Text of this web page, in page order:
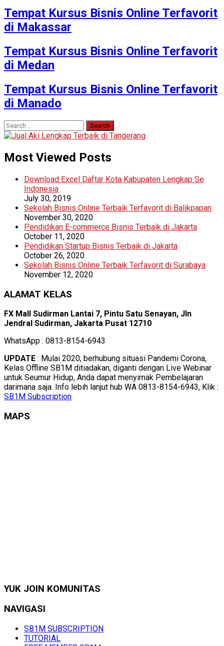
Tempat Kursus Bisnis Online Terfavorit
di Makassar
Tempat Kursus Bisnis Online Terfavorit
di Medan
Tempat Kursus Bisnis Online Terfavorit
di Manado
Search
for:
Most Viewed Posts
Download Excel Daftar Kota Kabupaten Lengkap Se
Indonesia
July 30, 2019
Sekolah Bisnis Online Terbaik Terfavorit di Balikpapan
November 30, 2020
Pendidikan E-commerce Bisnis Terbaik di Jakarta
October 11, 2020
Pendidikan Startup Bisnis Terbaik di Jakarta
October 26, 2020
Sekolah Bisnis Online Terbaik Terfavorit di Surabaya
November 12, 2020
ALAMAT KELAS
FX Mall Sudirman Lantai 7, Pintu Satu Senayan, Jln
Jendral Sudirman, Jakarta Pusat 12710
WhatsApp : 0813-8154-6943
UPDATE : Mulai 2020, berhubung situasi Pandemi Corona,
Kelas Offline SB1M ditiadakan, diganti dengan Live Webinar
untuk Seumur Hidup, Anda dapat menyimak Pembelajaran
darimana saja. Info lebih lanjut hub WA 0813-8154-6943, Klik :
SB1M Subscription
MAPS
YUK JOIN KOMUNITAS
NAVIGASI
SB1M SUBSCRIPTION
TUTORIAL